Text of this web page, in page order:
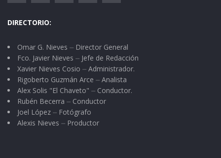
DIRECTORIO:
Omar G. Nieves ⏤ Director General
Fco. Javier Nieves ⏤ Jefe de Redacción
Xavier Nieves Cosio ⏤ Administrador.
Rigoberto Guzmán Arce ⏤ Analista
Alex Solis "El Chaveto" ⏤ Conductor.
Rubén Becerra ⏤ Conductor
Joel López ⏤ Fotógrafo
Alexis Nieves ⏤ Productor